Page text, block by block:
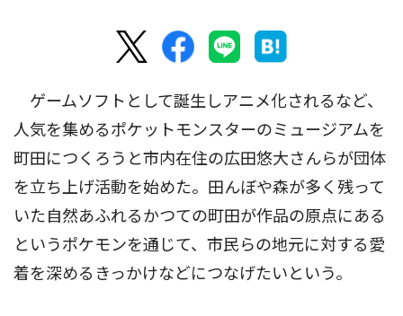
ゲームソフトとして誕生しアニメ化されるなど、
人気を集めるポケットモンスターのミュージアムを
町田につくろうと市内在住の広田悠大さんらが団体
を立ち上げ活動を始めた。田んぼや森が多く残って
いた自然あふれるかつての町田が作品の原点にある
というポケモンを通じて、市民らの地元に対する愛
着を深めるきっかけなどにつなげたいという。